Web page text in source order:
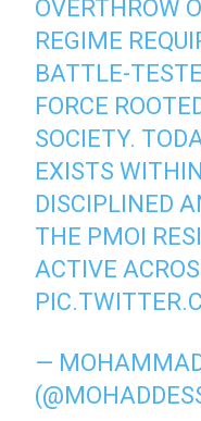
OVERTHROW
REGIME
BATTLE-
FORCE
SOCIETY.
EXISTS
DISCIPLINED
THE PMOI
ACTIVE
—